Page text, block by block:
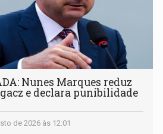
Nunes Marques reduz
e declara punibilidade
de 2026 às 12:01